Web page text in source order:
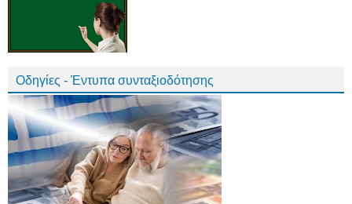
Οδηγίες - Έντυπα συνταξιοδότησης